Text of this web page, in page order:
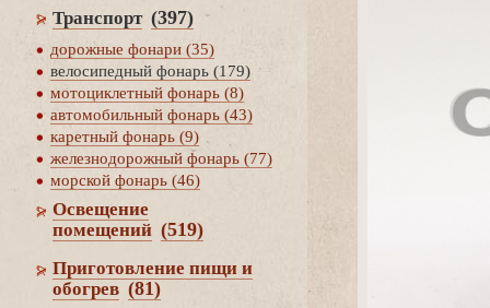
Транспорт (397)
дорожные фонари (35)
елосипедный фонарь (179)
мотоциклетный фонарь (8)
автомобильный фонарь (43)
каретный фонарь (9)
железнодорожный фонарь (77)
морской фонарь (46)
Освещение
помещений (519)
Приготовление пищи и
обогре (81)